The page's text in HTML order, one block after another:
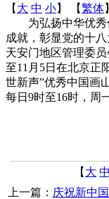
【 大 中 小】 【繁体】
为弘扬中华优秀
成就，彰显党的十
天安门地区管理委员
至11月5日在北京正
世新声”优秀中国画
每日9时至16时，周
【 大 中
上一篇： 庆祝新中